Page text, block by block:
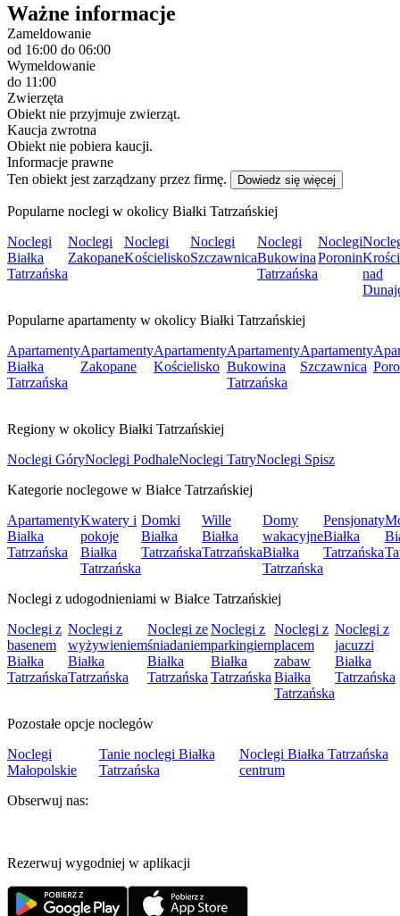
Ważne informacje
Zameldowanie
od 16:00 do 06:00
Wymeldowanie
do 11:00
Zwierzęta
Obiekt nie przyjmuje zwierząt.
Kaucja zwrotna
Obiekt nie pobiera kaucji.
Informacje prawne
Ten obiekt jest zarządzany przez firmę.
Dowiedz się więcej
Popularne noclegi w okolicy Białki Tatrzańskiej
Noclegi
Białka
Tatrzańska
Noclegi
Zakopane
Noclegi
Kościelisko
Noclegi
Szczawnica
Noclegi
Bukowina
Tatrzańska
Noclegi
Poronin
nad
Popularne apartamenty w okolicy Białki Tatrzańskiej
Apartamenty
Białka
Tatrzańska
Apartamenty
Zakopane
Apartamenty
Kościelisko
Apartamenty
Bukowina
Tatrzańska
Apartamenty
Szczawnica
Regiony w okolicy Białki Tatrzańskiej
Noclegi GóryNoclegi PodhaleNoclegi TatryNoclegi Spisz
Kategorie noclegowe w Białce Tatrzańskiej
Apartamenty
Białka
Tatrzańska
Kwatery i
pokoje
Białka
Tatrzańska
Domki
Białka
Tatrzańska
Wille
Białka
Tatrzańska
Domy
wakacyjne
Białka
Tatrzańska
Pensjonaty
Białka
Tatrzańska
Noclegi z udogodnieniami w Białce Tatrzańskiej
Noclegi z
basenem
Białka
Tatrzańska
Noclegi z
wyżywieniem
Białka
Tatrzańska
Noclegi ze
śniadaniem
Białka
Tatrzańska
Noclegi z
parkingiem
Białka
Tatrzańska
Noclegi z
placem
zabaw
Białka
Tatrzańska
Noclegi z
jacuzzi
Białka
Tatrzańska
Pozostałe opcje noclegów
Noclegi
Małopolskie
Tanie noclegi Białka
Tatrzańska
Noclegi Białka Tatrzańska
centrum
Obserwuj nas:
Rezerwuj wygodniej w aplikacji